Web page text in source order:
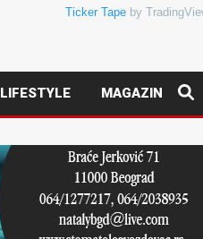
Ticker Tape by
LIFESTYLE MAGAZIN